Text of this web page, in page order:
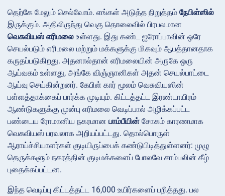
தெற்கே மேலும் செல்வோம். எங்கள் அடுத்த நிறுத்தம் நேபிள்ஸில்
இருக்கும். அதிலிருந்து வெகு தொலைவில் பிரபலமான
வெசுவியஸ் எரிமலை உள்ளது. இது கண்ட ஐரோப்பாவின் ஒரே
செயல்படும் எரிமலை மற்றும் மக்களுக்கு மிகவும் ஆபத்தானதாக
கருதப்படுகிறது. அதனால்தான் எரிமலையின் அருகே ஒரு
ஆய்வகம் உள்ளது, அங்கே விஞ்ஞானிகள் அதன் செயல்பாட்டை
ஆய்வு செய்கின்றனர். கேபிள் கார் மூலம் வெசுவியஸின்
பள்ளத்தாக்கைப் பார்க்க முடியும். கிட்டத்தட்ட இரண்டாயிரம்
ஆண்டுகளுக்கு முன்பு எரிமலை வெடிப்பால் அழிக்கப்பட்ட
பண்டைய ரோமானிய நகரமான பாம்பீயின் சோகம் காரணமாக
வெசுவியஸ் பரவலாக அறியப்பட்டது. தொல்பொருள்
ஆராய்ச்சியாளர்கள் குடியிருப்பைக் கண்டுபிடித்துள்ளனர்: முழு
தெருக்களும் நகரத்தின் குடிமக்களைப் போலவே சாம்பலின் கீழ்
புதைக்கப்பட்டன.
இந்த வெடிப்பு கிட்டத்தட்ட 16,000 உயிர்களைப் பறித்தது. பல